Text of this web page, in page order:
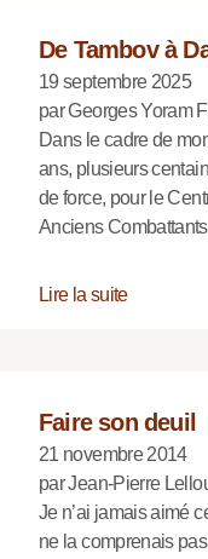
De Tambov à
19 septembre 2025
par Georges Yoram
Dans le cadre de
ans, plusieurs
de force, pour le
Anciens
Lire la suite
Faire son deuil
21 novembre 2014
par Jean-Pierre
Je n’ai jamais aimé
ne la comprenais